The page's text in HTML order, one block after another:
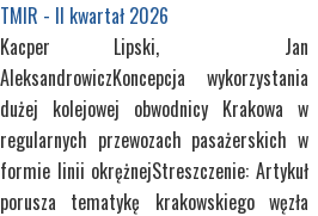
TMIR - II kwartał 2026
Kacper Lipski, Jan
AleksandrowiczKoncepcja wykorzystania
dużej kolejowej obwodnicy Krakowa w
regularnych przewozach pasażerskich w
formie linii okrężnejStreszczenie: Artykuł
porusza tematykę krakowskiego węzła